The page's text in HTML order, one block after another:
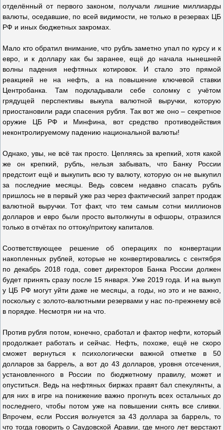
отделённый от первого законом, получали лишние миллиарды
валюты, оседавшие, по всей видимости, не только в резервах ЦБ
РФ и иных бюджетных закромах.
Мало кто обратил внимание, что рубль заметно упал по курсу и к
евро, и к доллару как бы заранее, ещё до начала нынешней
волны падения нефтяных котировок. И стало это прямой
реакцией не на нефть, а на повышение ключевой ставки
Центробанка. Там подкладывали себе соломку с учётом
грядущей перспективы выкупа валютной выручки, которую
приостановили ради спасения рубля. Так вот же оно – секретное
оружие ЦБ РФ и Минфина, вот средство противодействия
неконтролируемому падению национальной валюты!
Однако, увы, не всё так просто. Цепляясь за крепкий, хотя какой
же он крепкий, рубль, нельзя забывать, что Банку России
предстоит ещё и выкупить всю ту валюту, которую он не выкупил
за последние месяцы. Ведь совсем недавно спасать рубль
пришлось не в первый уже раз через фактический запрет продаж
валютной выручки. Тот факт, что тем самым сотни миллионов
долларов и евро были просто вытолкнуты в офшоры, отразился
только в отчётах по оттоку/притоку капиталов.
Соответствующее решение об операциях по конвертации
накопленных рублей, которые не конвертировались с сентября
по декабрь 2018 года, совет директоров Банка России должен
будет принять сразу после 15 января. Уже 2019 года. И на выкуп
у ЦБ РФ могут уйти даже не месяцы, а годы, но это и не важно,
поскольку с золото-валютными резервами у нас по-прежнему всё
в порядке. Несмотря ни на что.
Против рубля потом, конечно, сработал и фактор нефти, который
продолжает работать и сейчас. Нефть, похоже, ещё не скоро
сможет вернуться к психологически важной отметке в 50
долларов за баррель, а вот до 43 долларов, уровня отсечения,
установленного в России по бюджетному правилу, может и
опуститься. Ведь на нефтяных биржах правят бал спекулянты, а
для них в игре на понижение важно прогнуть всех остальных до
последнего, чтобы потом уже на повышении снять все сливки.
Впрочем, если Россия волнуется за 43 доллара за баррель, то
что тогда говорить о Саудовской Аравии, где много лет верстают